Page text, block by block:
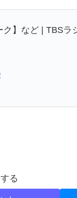
】など | TBSラ
る